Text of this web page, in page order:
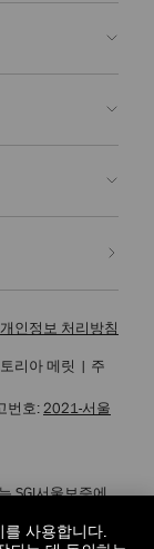
개인정보 처리방침
리아 메릿 | 주
번호:2021-서울
SGI서울보증에
의 안전한 거래
사용합니다.